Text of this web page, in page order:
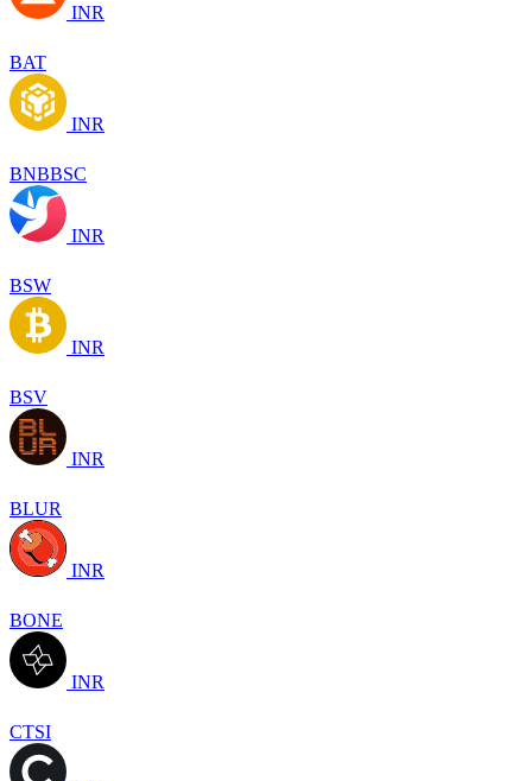
INR
BAT
INR
BNBBSC
INR
BSW
INR
BSV
INR
BLUR
INR
BONE
INR
CTSI